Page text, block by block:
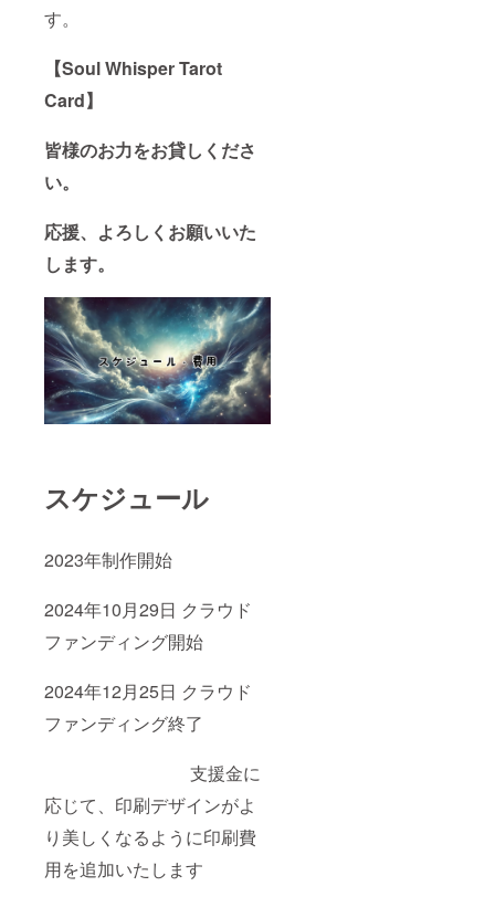
す。
【Soul Whisper Tarot
Card】
皆様のお力をお貸しくださ
い。
応援、よろしくお願いいた
します。
スケジュール
2023年制作開始
2024年10月29日 クラウド
ファンディング開始
2024年12月25日 クラウド
ファンディング終了
支援金に
応じて、印刷デザインがよ
り美しくなるように印刷費
用を追加いたします